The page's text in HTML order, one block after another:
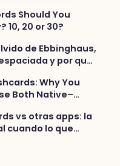
Should You
10, 20 or 30?
de Ebbinghaus,
y por qué
las palabras
Why You
Both Native–
vs otras apps: la
cuando lo que